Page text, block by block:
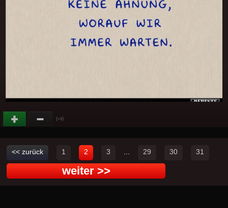
(+6)
<< zurück 1 2 3 29 30 31
weiter >>